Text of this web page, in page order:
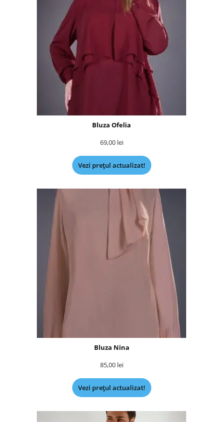
Bluza Ofelia
69,00 lei
Vezi prețul actualizat!
Bluza Nina
85,00 lei
Vezi prețul actualizat!